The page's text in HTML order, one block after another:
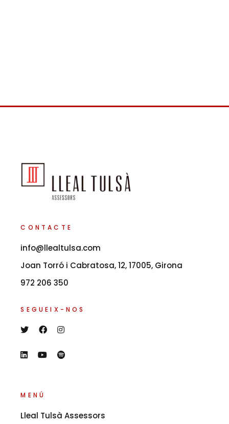
CONTACTE
info@llealtulsa.com
Joan Torró i Cabratosa, 12, 17005, Girona
972 206 350
SEGUEIX-NOS
MENÚ
Lleal Tulsà Assessors